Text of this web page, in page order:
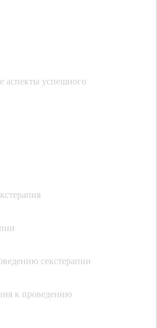
аспекты успешного
секстерапии
к проведению